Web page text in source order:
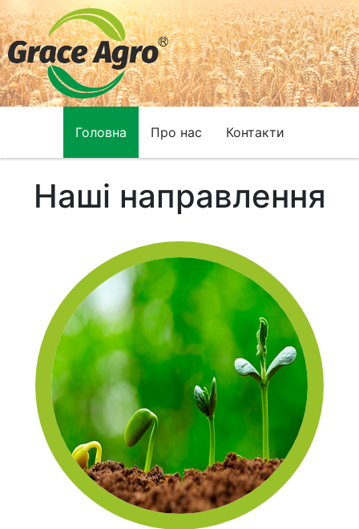
Головна Про нас Контакти
Наші направлення